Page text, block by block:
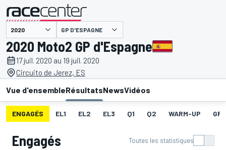
présenté par GP D'ESPAGNE
2020 Moto2 GP d'Espagne
17 juil. 2020 au 19 juil. 2020
Circuito de Jerez, ES
Vue d'ensembleRésultatsNewsVidéos
ENGAGÉS EL1 EL2 EL3 Q1 Q2 WARM-UP
Engagés Toutes les statistiques